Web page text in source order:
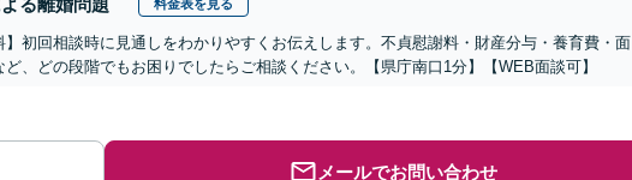
料金表を見る
】初回相談時に見通しをわかりやすくお伝えします。不貞慰謝料・財産分与・養育費・面
、どの段階でもお困りでしたらご相談ください。【県庁南口1分】【WEB面談可】
メールでお問い合わせ